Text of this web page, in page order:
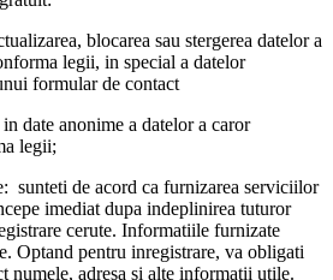
blocarea sau stergerea datelor a
legii, in special a datelor
formular de contact
date anonime a datelor a caror
legii;
sunteti de acord ca furnizarea serviciilor
imediat dupa indeplinirea tuturor
cerute. Informatiile furnizate
Optand pentru inregistrare, va obligati
numele, adresa si alte informatii utile.